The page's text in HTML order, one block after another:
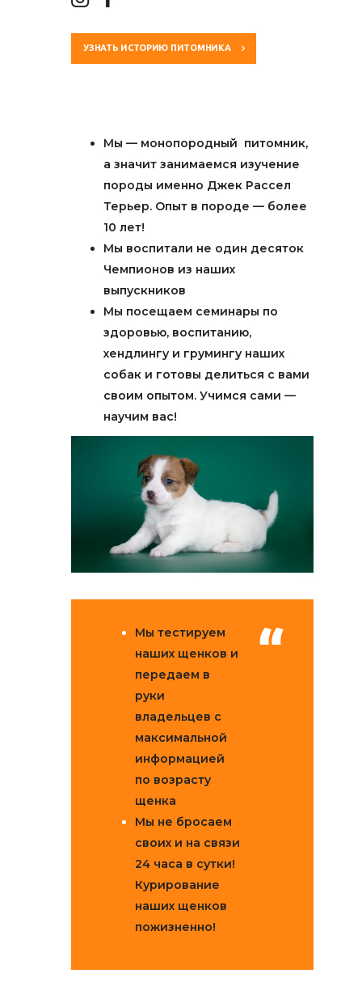
УЗНАТЬ ИСТОРИЮ ПИТОМНИКА
Мы — монопородный питомник,
а значит занимаемся изучение
породы именно Джек Рассел
Терьер. Опыт в породе — более
10 лет!
Мы воспитали не один десяток
Чемпионов из наших
выпускников
Мы посещаем семинары по
здоровью, воспитанию,
хендлингу и грумингу наших
собак и готовы делиться с вами
своим опытом. Учимся сами —
научим вас!
Мы тестируем
наших щенков и
передаем в
руки
владельцев с
максимальной
информацией
по возрасту
щенка
Мы не бросаем
своих и на связи
24 часа в сутки!
Курирование
наших щенков
пожизненно!